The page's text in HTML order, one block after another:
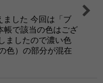
ました 今回は「ブ
帳で該当の色はござ
ましたので濃い色
色）の部分が混在